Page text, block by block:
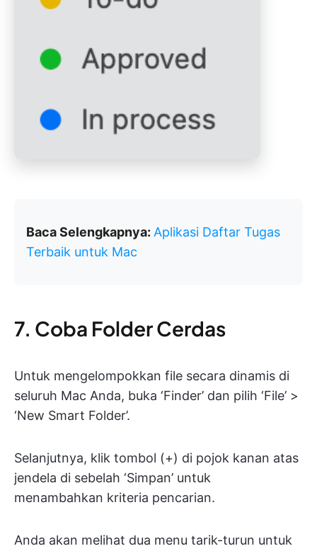
Baca Selengkapnya: Aplikasi Daftar Tugas
Terbaik untuk Mac
7. Coba Folder Cerdas
Untuk mengelompokkan file secara dinamis di
seluruh Mac Anda, buka ‘Finder’ dan pilih ‘File’ >
‘New Smart Folder’.
Selanjutnya, klik tombol (+) di pojok kanan atas
jendela di sebelah ‘Simpan’ untuk
menambahkan kriteria pencarian.
Anda akan melihat dua menu tarik-turun untuk